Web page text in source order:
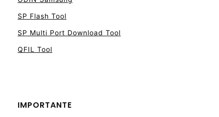
SP Flash Tool
SP Multi Port Download Tool
QFIL Tool
IMPORTANTE